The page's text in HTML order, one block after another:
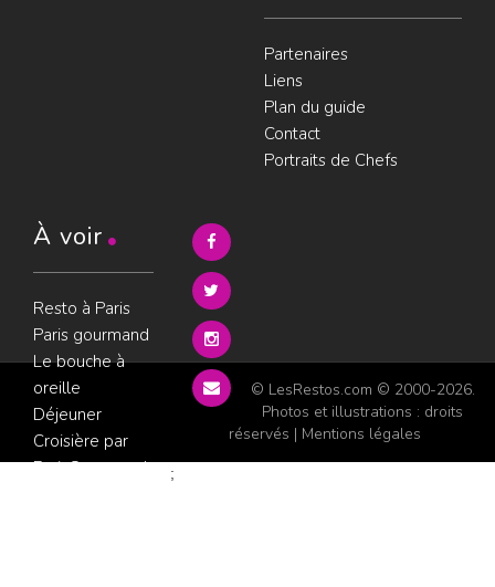
Partenaires
Liens
Plan du guide
Contact
Portraits de Chefs
À voir
Resto à Paris
Paris gourmand
Le bouche à
oreille
Déjeuner
Croisière par
ParisGourmand
© LesRestos.com © 2000-2026.
Photos et illustrations : droits
réservés | Mentions légales
;